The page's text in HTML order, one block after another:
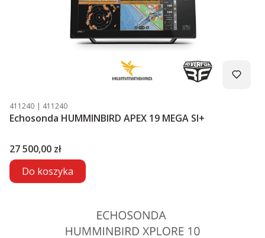
Kod produktu
411240 Kod producenta
411240
Echosonda HUMMINBIRD APEX 19 MEGA SI+
Cena
27 500,00 zł
Do koszyka